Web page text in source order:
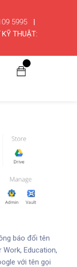
5995|
KỸ THUẬT:
báo đổi tên
Education,
với tên gọi